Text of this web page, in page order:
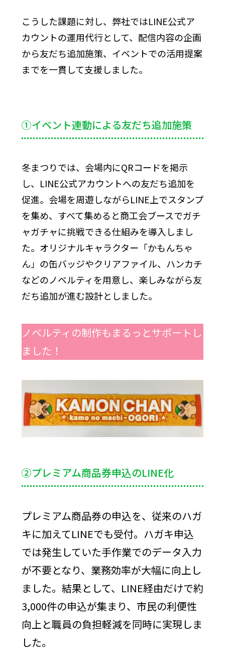
こうした課題に対し、弊社ではLINE公式ア
カウントの運用代行として、配信内容の企画
から友だち追加施策、イベントでの活用提案
までを一貫して支援しました。
①イベント連動による友だち追加施策
冬まつりでは、会場内にQRコードを掲示
し、LINE公式アカウントへの友だち追加を
促進。会場を周遊しながらLINE上でスタンプ
を集め、すべて集めると商工会ブースでガチ
ャガチャに挑戦できる仕組みを導入しまし
た。オリジナルキャラクター「かもんちゃ
ん」の缶バッジやクリアファイル、ハンカチ
などのノベルティを用意し、楽しみながら友
だち追加が進む設計としました。
ノベルティの制作もまるっとサポートし
ました！
②プレミアム商品券申込のLINE化
プレミアム商品券の申込を、従来のハガ
キに加えてLINEでも受付。ハガキ申込
では発生していた手作業でのデータ入力
が不要となり、業務効率が大幅に向上し
ました。結果として、LINE経由だけで約
3,000件の申込が集まり、市民の利便性
向上と職員の負担軽減を同時に実現しま
した。